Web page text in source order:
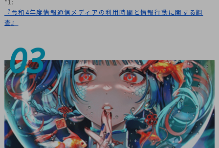
『令和4年度情報通信メディアの利用時間と情報行動に関する調
査』
03